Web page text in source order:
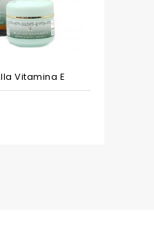
Vitamina E